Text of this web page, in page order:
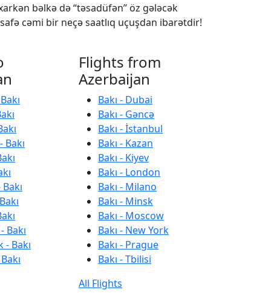
bəlkə də “təsadüfən” öz gələcək
cəmi bir neçə saatlıq uçuşdan ibarətdir!
Bakı
- Bakı
Flights from
Azerbaijan
Bakı - Dubai
Bakı - Gəncə
Bakı - İstanbul
Bakı - Kazan
Bakı - Kiyev
Bakı - London
Bakı - Milano
Bakı - Minsk
Bakı - Moscow
Bakı - New York
Bakı - Prague
Bakı - Tbilisi
All Flights